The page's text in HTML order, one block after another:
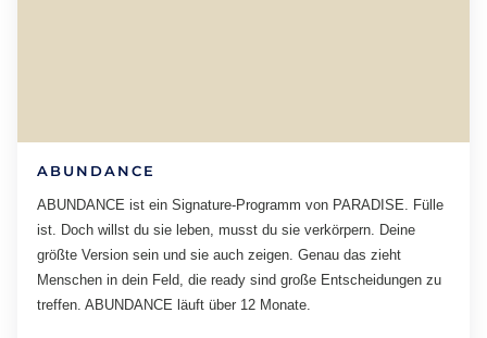
ABUNDANCE
ABUNDANCE ist ein Signature-Programm von PARADISE. Fülle
ist. Doch willst du sie leben, musst du sie verkörpern. Deine
größte Version sein und sie auch zeigen. Genau das zieht
Menschen in dein Feld, die ready sind große Entscheidungen zu
treffen. ABUNDANCE läuft über 12 Monate.